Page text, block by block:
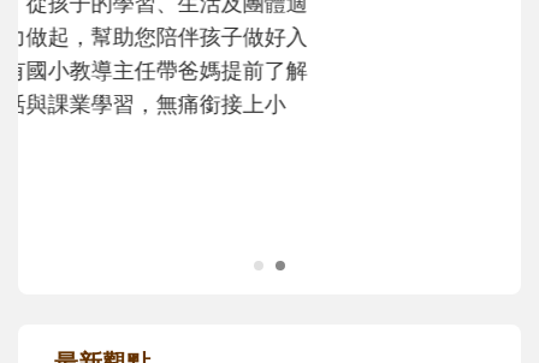
次「前所未有」的體驗中，跟著孩子一起長
大。從給予安全感的肢體遊戲，到獨立自
主、角色認同及解決問題的能力養成。爸爸